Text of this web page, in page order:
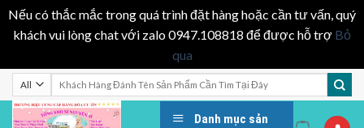
Nếu có thắc mắc trong quá trình đặt hàng hoặc cần tư vấn, quý
khách vui lòng chat với zalo 0947.108818 để được hỗ trợ Bỏ
qua
Skip
to
content
Danh mục sản